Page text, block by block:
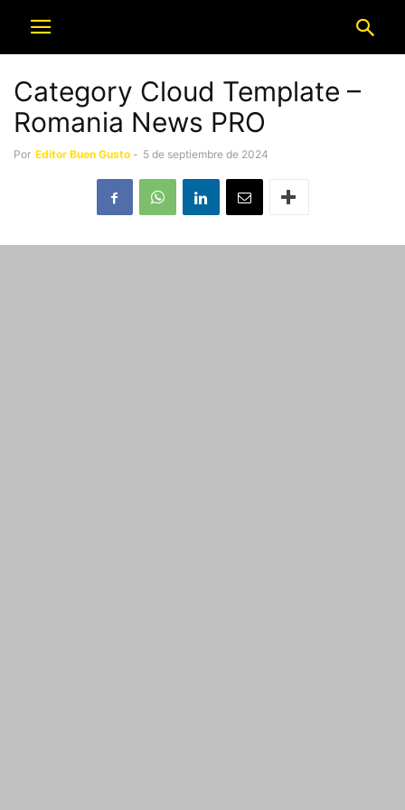
Category Cloud Template –
Romania News PRO
Por Editor Buen Gusto - 5 de septiembre de 2024